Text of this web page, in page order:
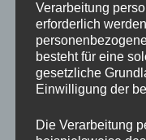
Verarbeitung
erforderlich
besteht für eine
gesetzliche
Einwilligung der
Die Verarbeitung